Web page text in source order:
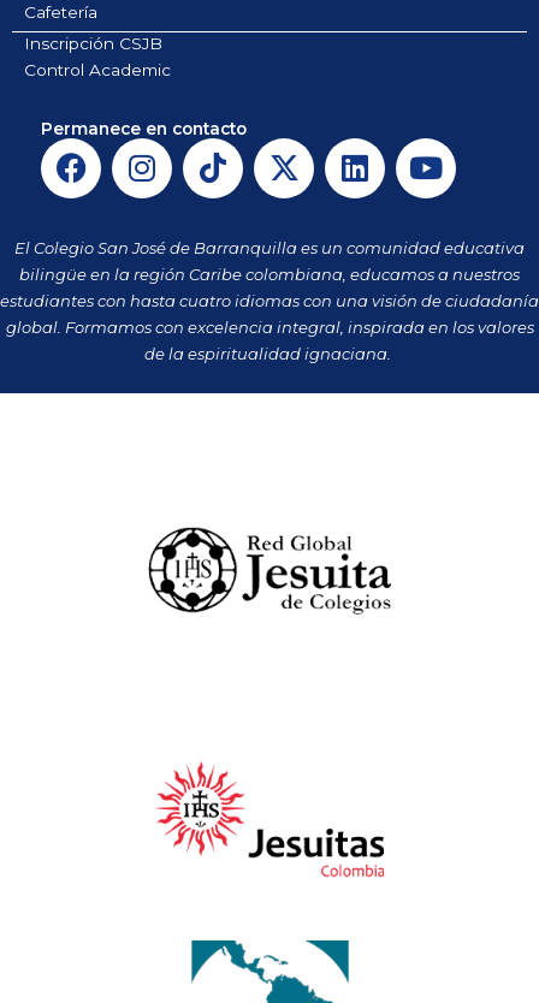
Cafetería
Inscripción CSJB
Control Academic
Permanece en contacto
F
a
e
b
o
o
I
n
t
a
g
r
a
m
T
i
t
o
k
X
-
w
i
t
t
e
r
L
i
k
e
d
i
n
Y
o
t
u
b
e
El Colegio San José de Barranquilla es un comunidad educativa
bilingüe en la región Caribe colombiana, educamos a nuestros
estudiantes con hasta cuatro idiomas con una visión de ciudadanía
global. Formamos con excelencia integral, inspirada en los valores
de la espiritualidad ignaciana.